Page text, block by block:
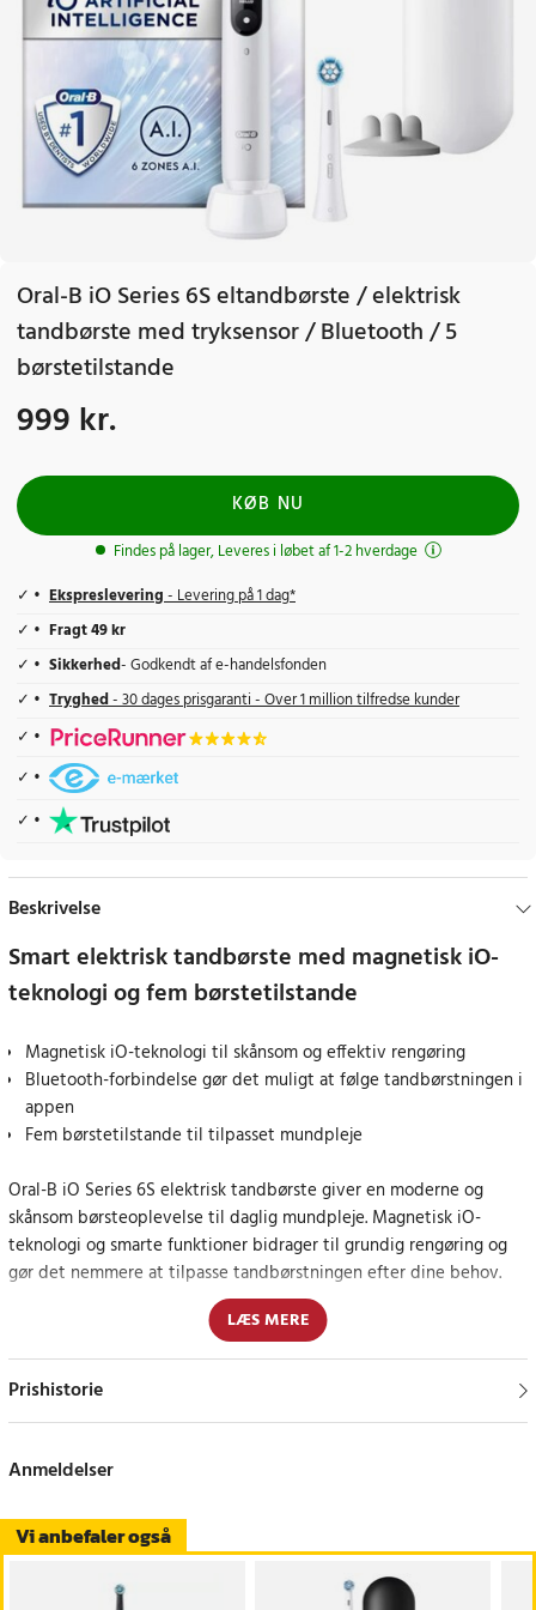
Oral-B iO Series 6S eltandbørste / elektrisk
tandbørste med tryksensor / Bluetooth / 5
børstetilstande
Pris:999 kr.
999 kr.
KØB NU
Findes på lager, Leveres i løbet af 1-2 hverdage
Ekspreslevering- Levering på 1 dag*
Fragt 49 kr
Sikkerhed- Godkendt af e-handelsfonden
Tryghed- 30 dages prisgaranti - Over 1 million tilfredse kunder
Beskrivelse
Smart elektrisk tandbørste med magnetisk iO-
teknologi og fem børstetilstande
Magnetisk iO-teknologi til skånsom og effektiv rengøring
Bluetooth-forbindelse gør det muligt at følge tandbørstningen i
appen
Fem børstetilstande til tilpasset mundpleje
Oral-B iO Series 6S elektrisk tandbørste giver en moderne og
skånsom børsteoplevelse til daglig mundpleje. Magnetisk iO-
teknologi og smarte funktioner bidrager til grundig rengøring og
gør det nemmere at tilpasse tandbørstningen efter dine behov.
Det runde børstehoved hjælper med at omslutte hver tand og
rengøre tænderne grundigt. Resultatet er en renere og friskere
følelse efter hver børstning.
med en kompatibel app til sporing og vejledning under
og skabe en mere konsekvent mundplejerutine.
De fem børstetilstande gør det nemt at tilpasse rengøringen til
LÆS MERE
Prishistorie
Vi anbefaler også
Anmeldelser